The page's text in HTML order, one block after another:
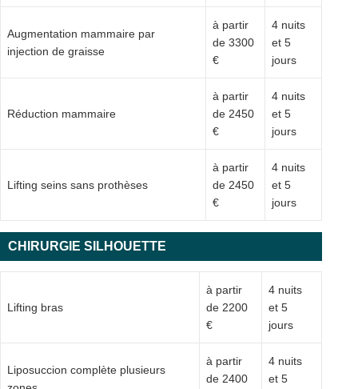
Augmentation mammaire par
injection de graisse
à partir
de 3300
€
4 nuits
et 5
jours
Réduction mammaire
à partir
de 2450
€
4 nuits
et 5
jours
Lifting seins sans prothèses
à partir
de 2450
€
4 nuits
et 5
jours
CHIRURGIE SILHOUETTE
Lifting bras
à partir
de 2200
€
4 nuits
et 5
jours
Liposuccion complète plusieurs
à partir
de 2400
4 nuits
et 5